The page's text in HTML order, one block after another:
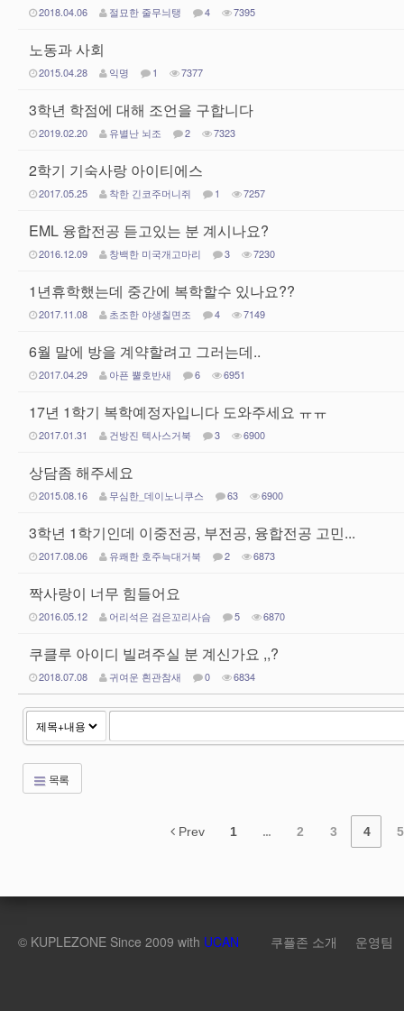
2018.04.06 절묘한 줄무늬탱 4 7395
노동과 사회
2015.04.28 익명 1 7377
3학년 학점에 대해 조언을 구합니다
2019.02.20 유별난 뇌조 2 7323
2학기 기숙사랑 아이티에스
2017.05.25 착한 긴코주머니쥐 1 7257
EML 융합전공 듣고있는 분 계시나요?
2016.12.09 창백한 미국개고마리 3 7230
1년휴학했는데 중간에 복학할수 있나요??
2017.11.08 초조한 야생칠면조 4 7149
6월 말에 방을 계약할려고 그러는데..
2017.04.29 아픈 뿔호반새 6 6951
17년 1학기 복학예정자입니다 도와주세요 ㅠㅠ
2017.01.31 건방진 텍사스거북 3 6900
상담좀 해주세요
2015.08.16 무심한_데이노니쿠스 63 6900
3학년 1학기인데 이중전공, 부전공, 융합전공 고민...
2017.08.06 유쾌한 호주늑대거북 2 6873
짝사랑이 너무 힘들어요
2016.05.12 어리석은 검은꼬리사슴 5 6870
쿠클루 아이디 빌려주실 분 계신가요 ,,?
2018.07.08 귀여운 흰관참새 0 6834
목록
Prev 1 ... 2 3 4 5
© KUPLEZONE Since 2009 with UCAN 쿠플존 소개 운영팀